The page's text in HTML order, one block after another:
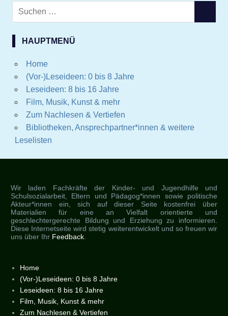
Suchen
HAUPTMENÜ
Home
(Vor-)Leseideen: 0 bis 8 Jahre
Leseideen: 8 bis 16 Jahre
Film, Musik, Kunst & mehr
Zum Nachlesen & Vertiefen
Bibliotheken, Ansprechpartner*innen & weitere
Leselisten
Wir laden Fachkräfte der Kinder- und Jugendhilfe und
Schulsozialarbeit, Eltern und Pädagog*innen sowie politische
Akteur*innen ein, sich auf dieser Seite kostenfrei über
Materialien für eine an Vielfalt orientierte und
geschlechtergerechte Bildung und Erziehung zu informieren.
Diese Internetseite wird stetig weiterentwickelt und so freuen wir
uns über Ihr Feedback.
Home
(Vor-)Leseideen: 0 bis 8 Jahre
Leseideen: 8 bis 16 Jahre
Film, Musik, Kunst & mehr
Zum Nachlesen & Vertiefen